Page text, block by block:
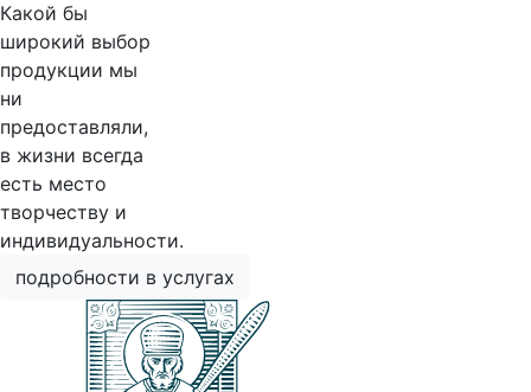
Какой бы
широкий выбор
продукции мы
ни
предоставляли,
в жизни всегда
есть место
творчеству и
индивидуальности.
подробности в услугах